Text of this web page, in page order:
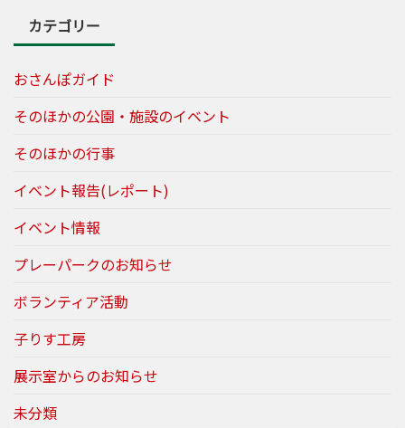
カテゴリー
おさんぽガイド
そのほかの公園・施設のイベント
そのほかの行事
イベント報告(レポート)
イベント情報
プレーパークのお知らせ
ボランティア活動
子りす工房
展示室からのお知らせ
未分類